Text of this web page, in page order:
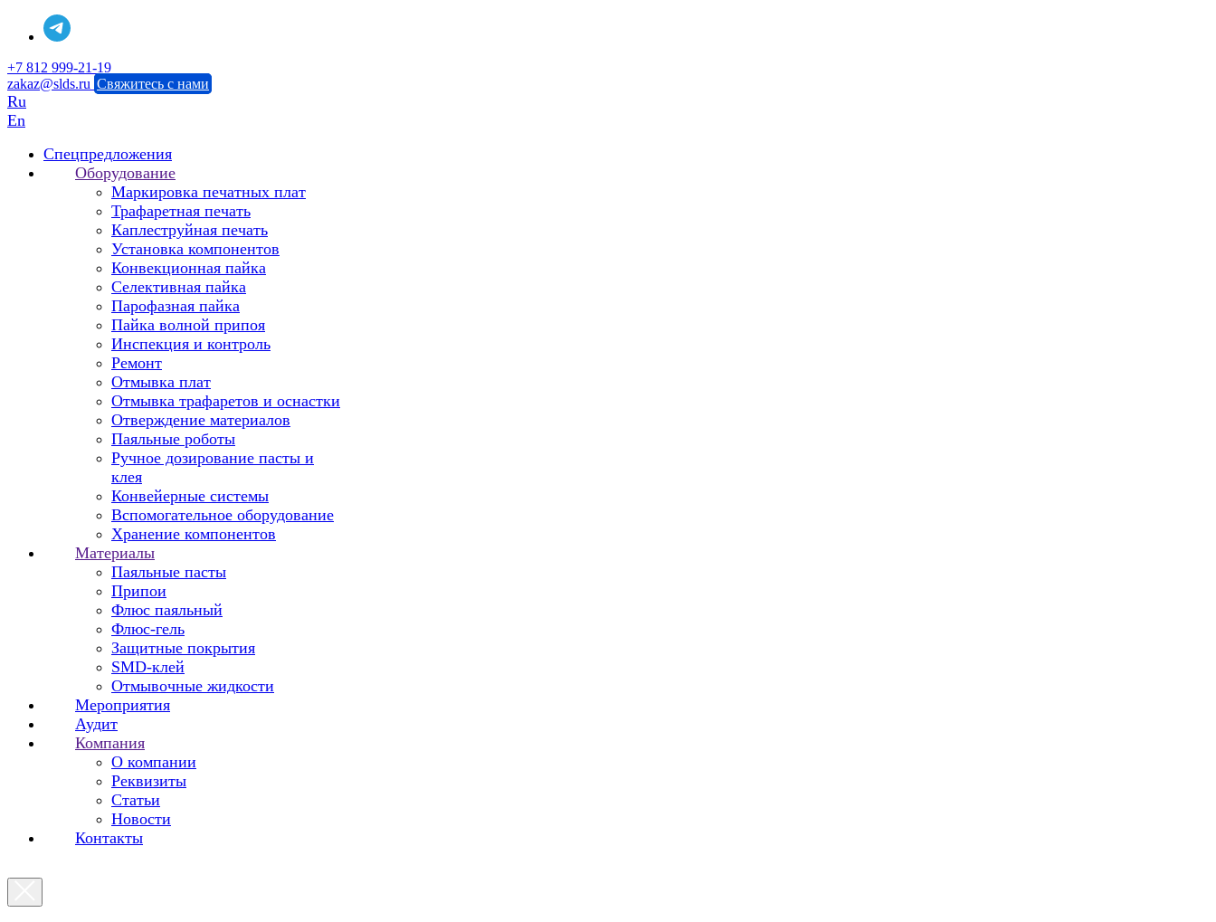
+7 812 999-21-19
zakaz@slds.ru Свяжитесь с нами
Ru
En
Спецпредложения
Оборудование
Маркировка печатных плат
Трафаретная печать
Каплеструйная печать
Установка компонентов
Конвекционная пайка
Селективная пайка
Парофазная пайка
Пайка волной припоя
Инспекция и контроль
Ремонт
Отмывка плат
Отмывка трафаретов и оснастки
Отверждение материалов
Паяльные роботы
Ручное дозирование пасты и
клея
Конвейерные системы
Вспомогательное оборудование
Хранение компонентов
Материалы
Паяльные пасты
Припои
Флюс паяльный
Флюс-гель
Защитные покрытия
SMD-клей
Отмывочные жидкости
Мероприятия
Аудит
Компания
О компании
Реквизиты
Статьи
Новости
Контакты